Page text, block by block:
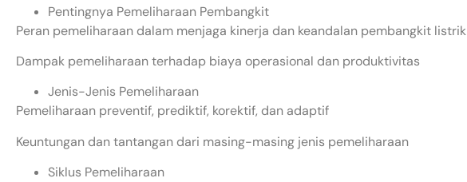
Pentingnya Pemeliharaan Pembangkit
Peran pemeliharaan dalam menjaga kinerja dan keandalan pembangkit listrik
Dampak pemeliharaan terhadap biaya operasional dan produktivitas
Jenis-Jenis Pemeliharaan
Pemeliharaan preventif, prediktif, korektif, dan adaptif
Keuntungan dan tantangan dari masing-masing jenis pemeliharaan
Siklus Pemeliharaan